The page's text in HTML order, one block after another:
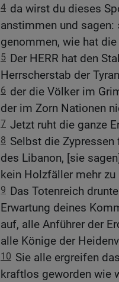
4 da wirst du dieses
anstimmen und sagen:
genommen, wie hat
5 Der HERR hat den
Herrscherstab der
6 der die Völker im
der im Zorn Nationen
7 Jetzt ruht die ganze
8 Selbst die Zypressen
des Libanon, [sie
kein Holzfäller mehr zu
9 Das Totenreich
Erwartung deines
auf, alle Anführer der
alle Könige der
10 Sie alle ergreifen
kraftlos geworden wie